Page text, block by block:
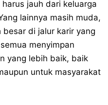
jauh dari keluarga
lainnya masih muda,
di jalur karir yang
menyimpan
yang lebih baik, baik
untuk masyarakat